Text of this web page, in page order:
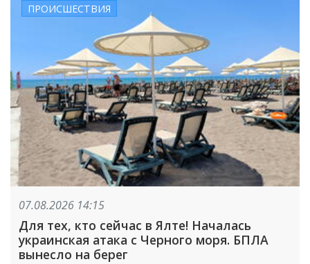
ПРОИСШЕСТВИЯ
07.08.2026 14:15
Для тех, кто сейчас в Ялте! Началась
украинская атака с Черного моря. БПЛА
вынесло на берег